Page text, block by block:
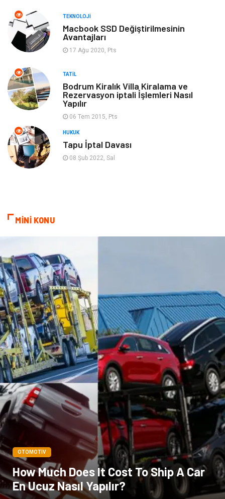
Turizm Spor Malzemeleri
Hediyelik Eşya
oyun alanları
Blogroll
Cruise
Güzellik
TEKNOLOJI
Macbook SSD Değiştirilmesinin
Avantajları
17 Ağu 2020, Pts
TATIL
Bodrum Kiralık Villa Kiralama ve
Rezervasyon iptali İşlemleri Nasıl
Yapılır
06 Tem 2015, Pts
HUKUK
Tapu İptal Davası
08 Şub 2022, Sal
MİNİ KONU
OTOMOTIV
How Much Does It Cost To Ship A Car
En Ucuz Nasıl Yapılır?